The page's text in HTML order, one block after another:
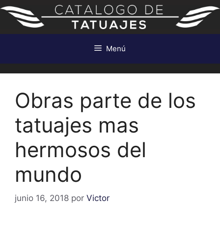
Saltar
contenido
Menú
Obras parte de los
tatuajes mas
hermosos del
mundo
junio 16, 2018 por Victor